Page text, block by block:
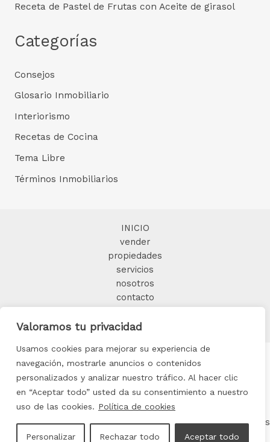
Valoramos tu privacidad
Usamos cookies para mejorar su experiencia de
navegación, mostrarle anuncios o contenidos
personalizados y analizar nuestro tráfico. Al hacer clic
en “Aceptar todo” usted da su consentimiento a nuestro
uso de las cookies. Política de cookies
Personalizar Rechazar todo Aceptar todo
Receta de Pastel de Frutas con Aceite de girasol
Categorías
Consejos
Glosario Inmobiliario
Interiorismo
Recetas de Cocina
Tema Libre
Términos Inmobiliarios
INICIO
vender
propiedades
servicios
nosotros
contacto
Copyright © 2025 FORMIDABLE HOME
Aviso legal|Política de privacidad|Política de cookis